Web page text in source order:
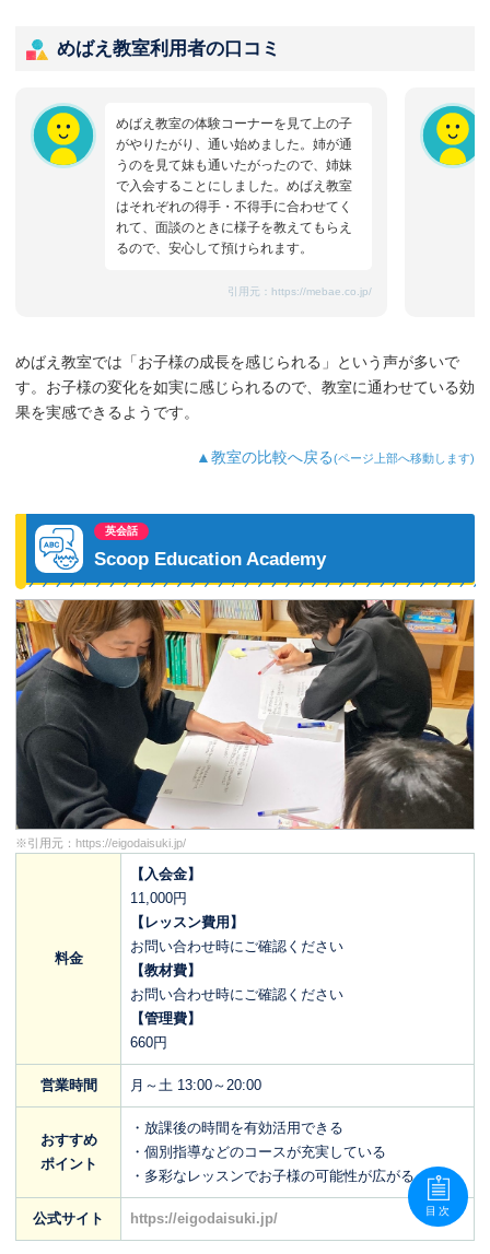
めばえ教室利用者の口コミ
めばえ教室の体験コーナーを見て上の子
がやりたがり、通い始めました。姉が通
うのを見て妹も通いたがったので、姉妹
で入会することにしました。めばえ教室
はそれぞれの得手・不得手に合わせてく
れて、面談のときに様子を教えてもらえ
るので、安心して預けられます。
引用元： https://mebae.co.jp/
めばえ教室では「お子様の成長を感じられる」という声が多いで
す。お子様の変化を如実に感じられるので、教室に通わせている効
果を実感できるようです。
▲教室の比較へ戻る(ページ上部へ移動します)
英会話
Scoop Education Academy
※引用元： https://eigodaisuki.jp/
料金
【入会金】
11,000円
【レッスン費用】
お問い合わせ時にご確認ください
【教材費】
お問い合わせ時にご確認ください
【管理費】
660円
営業時間 月～土 13:00～20:00
おすすめ
ポイント
・放課後の時間を有効活用できる
・個別指導などのコースが充実している
・多彩なレッスンでお子様の可能性が広がる
公式サイト https://eigodaisuki.jp/ 目次